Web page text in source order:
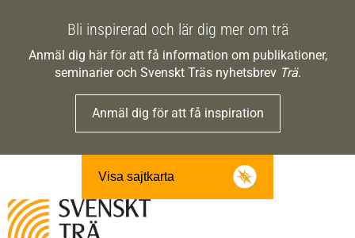
Bli inspirerad och lär dig mer om trä
Anmäl dig här för att få information om publikationer,
seminarier och Svenskt Träs nyhetsbrev Trä.
Anmäl dig för att få inspiration
Visa sajtkarta